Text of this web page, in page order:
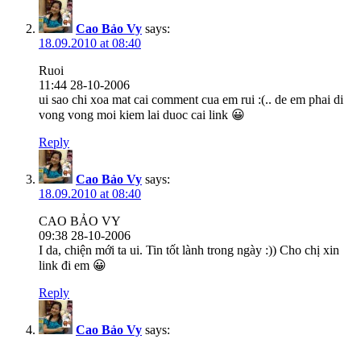
Cao Bảo Vy says:
18.09.2010 at 08:40
Ruoi
11:44 28-10-2006
ui sao chi xoa mat cai comment cua em rui :(.. de em phai di
vong vong moi kiem lai duoc cai link 😀
Reply
Cao Bảo Vy says:
18.09.2010 at 08:40
CAO BẢO VY
09:38 28-10-2006
I da, chiện mới ta ui. Tin tốt lành trong ngày :)) Cho chị xin
link đi em 😀
Reply
Cao Bảo Vy says: